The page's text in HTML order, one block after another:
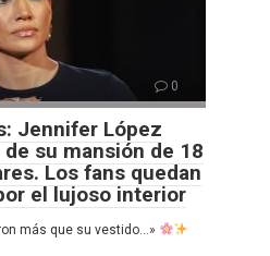
0
Jennifer López
su mansión de 18
Los fans quedan
el lujoso interior
más que su vestido…»